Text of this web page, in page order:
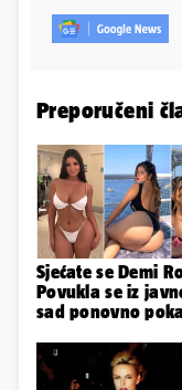
Preporučeni
Sjećate se Demi
Povukla se iz
sad ponovno